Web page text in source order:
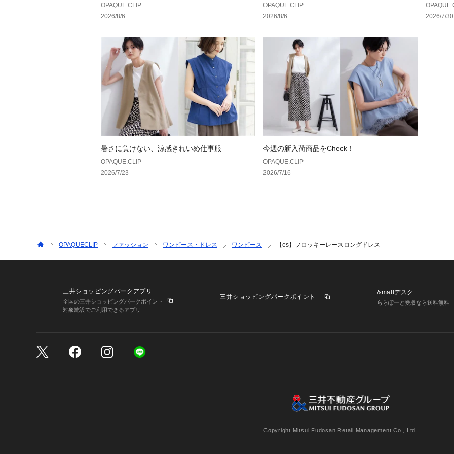
OPAQUE.CLIP
2026/8/6
OPAQUE.CLIP
2026/8/6
2026/7/30
暑さに負けない、涼感きれいめ仕事服
OPAQUE.CLIP
2026/7/23
今週の新入荷商品をCheck！
OPAQUE.CLIP
2026/7/16
OPAQUECLIP ファッション ワンピース・ドレス ワンピース 【es】フロッキーレースロングドレス
三井ショッピングパークアプリ
全国の三井ショッピングパークポイント
対象施設でご利用できるアプリ
三井ショッピングパークポイント
&mallデスク
ららぽーと受取なら送料無料
個人情報保護方針 個人情報の取り扱いについて
Copyright Mitsui Fudosan Retail Management Co., Ltd.